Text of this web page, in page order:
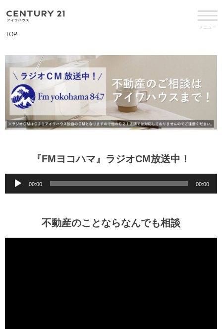
メニュー
TOP
『FMヨコハマ』ラジオCM放送中！
声
プ
ヤ
00:00 00:00
不動産のことならなんでも相談